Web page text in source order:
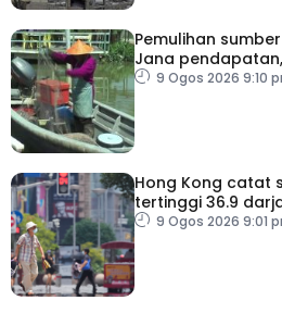
Pemulihan
Jana
kelangsungan
9 Ogos 2026 9:10
Hong Kong catat
tertinggi 36.9
celsius
9 Ogos 2026 9:01